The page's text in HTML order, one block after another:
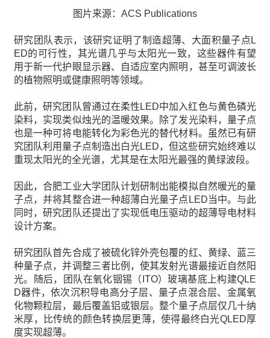
图片来源：ACS Publications
研究团队表示，该研究证明了制造超薄、大面积量子点L
ED的可行性，其光谱几乎与太阳光一致，这些器件有望
用于新一代护眼显示器、自适应室内照明，甚至可调波长
的植物照明或健康照明等领域。
此前，研究团队曾通过在柔性LED中加入红色与黄色磷光
染料，实现类似烛光的温暖效果。除了发光染料，量子点
也是一种可将电能转化为彩色光的替代材料。虽然已有研
究团队利用量子点制造出白光LED，但这些研究始终难以
重现太阳光的全光谱，尤其是在太阳光最强的黄绿波段。
因此，合肥工业大学团队计划研制出能模拟自然暖光的量
子点，并将其整合进一种超薄白光量子点LED当中。与此
同时，研究团队还提出了实现低电压驱动的超薄导电材料
设计方案。
研究团队首先合成了被硫化锌外壳包覆的红、黄绿、蓝三
种量子点，并调整三者比例，使其发射光谱最接近自然阳
光。随后，团队在氧化铟锡（ITO）玻璃基底上构建QLE
D器件，依次沉积导电高分子层、量子点混合层、金属氧
化物颗粒层，最后覆盖铝或银层。整个量子点层仅几十纳
米厚，比传统的颜色转换层更薄，使得最终白光QLED厚
度实现超薄。